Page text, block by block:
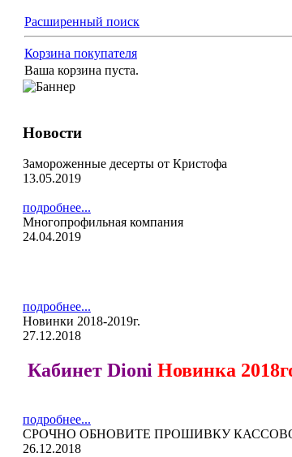
Расширенный поиск
Корзина покупателя
Ваша корзина пуста.
Новости
Замороженные десерты от Кристофа
13.05.2019
подробнее...
Многопрофильная компания
24.04.2019
подробнее...
Новинки 2018-2019г.
27.12.2018
Кабинет Dioni Новинка
подробнее...
СРОЧНО ОБНОВИТЕ ПРОШИВКУ
26.12.2018